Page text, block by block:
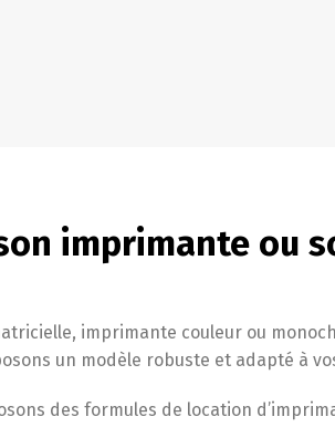
imprimante ou
imprimante couleur ou
un modèle robuste et adapté à
des formules de location